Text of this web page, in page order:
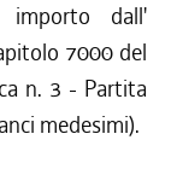
importo dall'
7000 del
n. 3 - Partita
medesimi).